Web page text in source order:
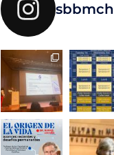
sbbmch